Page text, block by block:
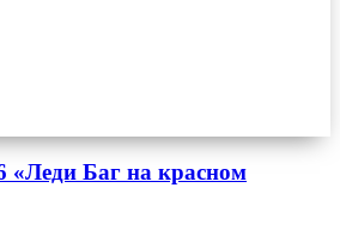
Баг на красном